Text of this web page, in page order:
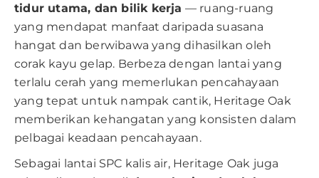
tidur utama, dan bilik kerja — ruang-ruang
yang mendapat manfaat daripada suasana
hangat dan berwibawa yang dihasilkan oleh
corak kayu gelap. Berbeza dengan lantai yang
terlalu cerah yang memerlukan pencahayaan
yang tepat untuk nampak cantik, Heritage Oak
memberikan kehangatan yang konsisten dalam
pelbagai keadaan pencahayaan.
Sebagai lantai SPC kalis air, Heritage Oak juga